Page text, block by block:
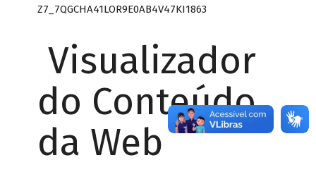
Z7_7QGCHA41LOR9E0AB4V47KI1863
Visualizador
do Conteúdo
da Web